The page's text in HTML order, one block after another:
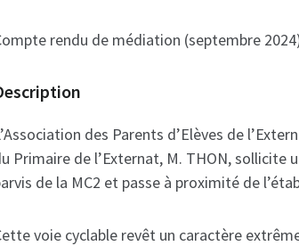
rendu de médiation (septembre
des Parents d’Elèves de
Primaire de l’Externat, M. THON, sollicite
de la MC2 et passe à proximité de
voie cyclable revêt un caractère